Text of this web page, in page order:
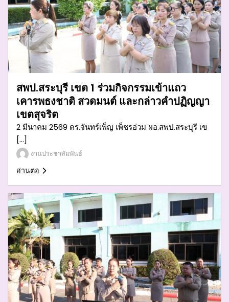
สพป.สระบุรี เขต 1 ร่วมกิจกรรมเข้าแถว
เคารพธงชาติ สวดมนต์ และกล่าวคำปฏิญญา
เขตสุจริต
2 มีนาคม 2569 ดร.จันทร์เพ็ญ เพ็ชรอ่วม ผอ.สพป.สระบุรี เข
[…]
งานประชาสัมพันธ์
อ่านต่อ